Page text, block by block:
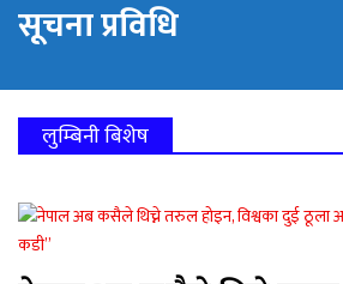
सूचना प्रविधि
लुम्बिनी बिशेष